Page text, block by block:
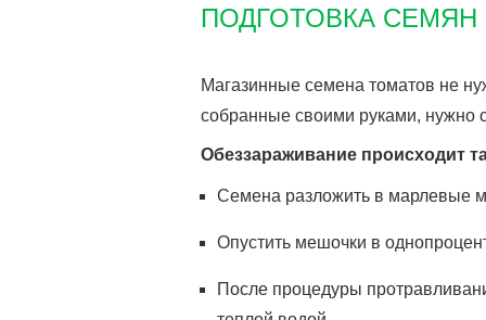
ПОДГОТОВКА СЕМЯН
Магазинные семена томатов не
собранные своими руками, нужно
Обеззараживание происходит
Семена разложить в марлевые
Опустить мешочки в
После процедуры